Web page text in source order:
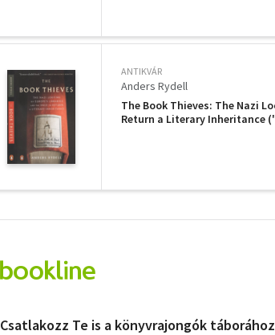
ANTIKVÁR
Anders Rydell
The Book Thieves: The Nazi
Return a Literary Inheritance
Csatlakozz Te is a könyvrajongók